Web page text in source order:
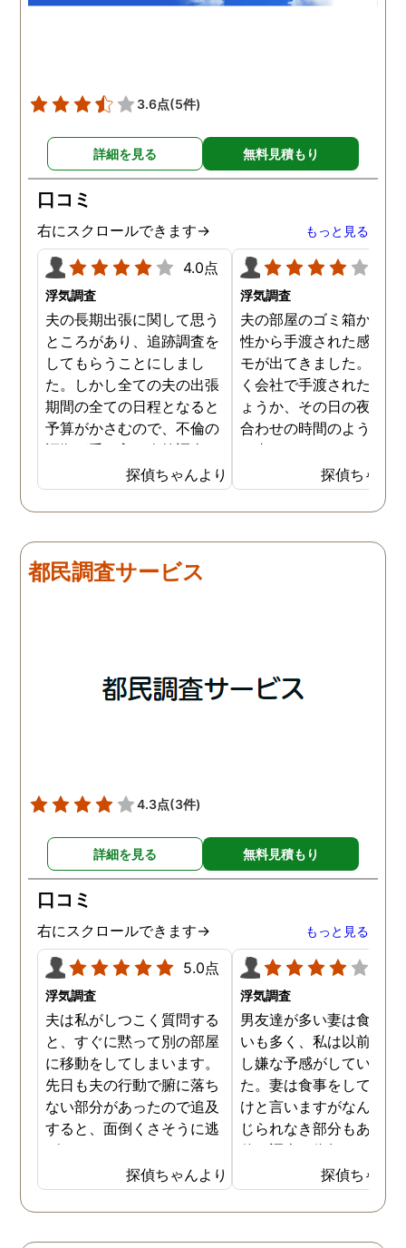
えたとのことでした。あ
3.6点(5件)
詳細を見る 無料見積もり
口コミ
右にスクロールできます→ もっと見る
4.0点
浮気調査
夫の長期出張に関して思う
ところがあり、追跡調査を
してもらうことにしまし
た。しかし全ての夫の出張
期間の全ての日程となると
予算がかさむので、不倫の
証拠が手に入り次第調査を
打ち切ってもらう契約にし
ました。調査初日、その日
は夫は本当に仕事をしてい
目、夫は仕事を休みにして
おり、出張先で女性と1日
拠を手に入れることができ
探偵ちゃんより
浮気調査
夫の部屋のゴミ箱から、
性から手渡された感じの
モが出てきました。おそ
く会社で手渡されたので
ょうか、その日の夜の待
合わせの時間のようなも
が書かれていました。こ
時になんとなく嫌な予感
したので、夫の身辺調査
会社での過ごし方を探偵
探偵に夫の会社の場所を
れました。調査の結果、
す。探偵の説明は全て調
報告書にも書かれており
写真を確認することもで
ましたが、真実を知るこ
ができて良かったです。
探偵ちゃん
都民調査サービス
4.3点(3件)
詳細を見る 無料見積もり
口コミ
右にスクロールできます→ もっと見る
5.0点
浮気調査
夫は私がしつこく質問する
と、すぐに黙って別の部屋
に移動をしてしまいます。
先日も夫の行動で腑に落ち
ない部分があったので追及
すると、面倒くさそうに逃
げてしまいました。そこで
探偵に夫の行動について調
査をしてもらうと、やはり
私の想像通り女と頻繁に会
探偵ちゃんより
浮気調査
男友達が多い妻は食事の
いも多く、私は以前から
し嫌な予感がしていまし
た。妻は食事をしている
けと言いますがなんとも
じられなき部分もあり、
偵に調査を依頼しました
妻は定期的に男友達と食
に出かけているため、調
日は簡単に決めることが
探偵ちゃん